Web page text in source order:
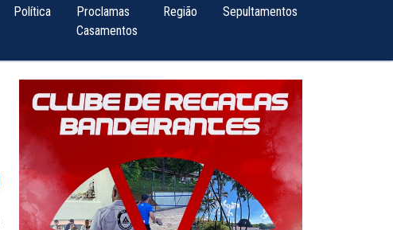
Política
Proclamas
Casamentos
Região Sepultamentos